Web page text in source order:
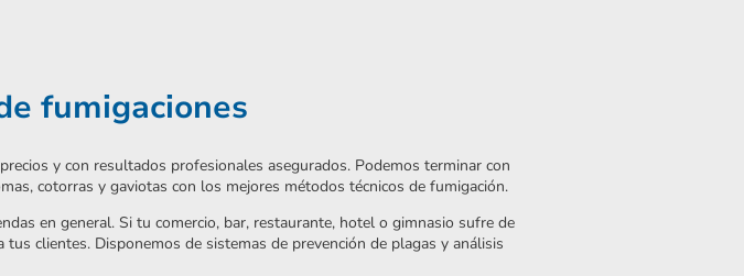
fumigaciones
y con resultados profesionales asegurados. Podemos terminar con
cotorras y gaviotas con los mejores métodos técnicos de fumigación.
en general. Si tu comercio, bar, restaurante, hotel o gimnasio sufre de
clientes. Disponemos de sistemas de prevención de plagas y análisis